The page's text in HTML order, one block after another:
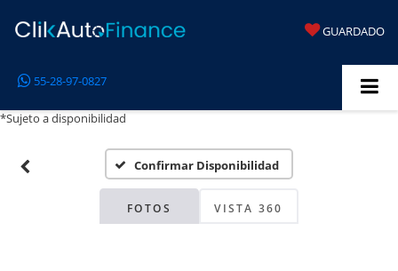
GUARDADO
55-28-97-0827
*Sujeto a disponibilidad
Confirmar Disponibilidad
FOTOS VISTA 360
Disponibles
Por favor, revise luego